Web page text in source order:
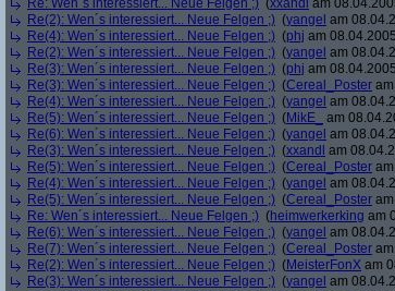
Re: Wen´s interessiert... Neue Felgen ;) (xxandl am
Re(2): Wen´s interessiert... Neue Felgen ;) (yangel am
Re(4): Wen´s interessiert... Neue Felgen ;) (phj am
Re(2): Wen´s interessiert... Neue Felgen ;) (yangel am
Re(3): Wen´s interessiert... Neue Felgen ;) (phj am
Re(3): Wen´s interessiert... Neue Felgen ;) (Cereal_Poster
Re(4): Wen´s interessiert... Neue Felgen ;) (yangel am
Re(5): Wen´s interessiert... Neue Felgen ;) (MikE_
am
Re(6): Wen´s interessiert... Neue Felgen ;) (yangel am
Re(3): Wen´s interessiert... Neue Felgen ;) (xxandl am
Re(5): Wen´s interessiert... Neue Felgen ;) (Cereal_Poster
Re(4): Wen´s interessiert... Neue Felgen ;) (yangel am
Re(5): Wen´s interessiert... Neue Felgen ;) (Cereal_Poster
Re: Wen´s interessiert... Neue Felgen ;) (heimwerkerking am
Re(6): Wen´s interessiert... Neue Felgen ;) (yangel am
Re(7): Wen´s interessiert... Neue Felgen ;) (Cereal_Poster
Re(2): Wen´s interessiert... Neue Felgen ;) (MeisterFonX am
Re(3): Wen´s interessiert... Neue Felgen ;) (yangel am